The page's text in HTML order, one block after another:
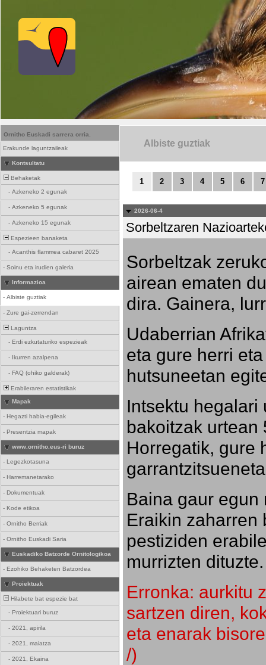
Ornitho Euskadi sarrera orria.
Erakunde laguntzaileak
Kontsultatu
Behaketak
- Azkeneko 2 egunak
- Azkeneko 5 egunak
- Azkeneko 15 egunak
Espezieen banaketa
- Acanthis flammea cabaret 2025
- Soinu eta irudien galeria
Informazioa
- Albiste guztiak
- Zure gai-zerrendan
Laguntza
- Erdi ezkutaturiko espezieak
- Ikurren azalpena
- FAQ (ohiko galderak)
Erabileraren estatistikak
Mapak
- Hegazti habia-egileak
- Presentzia mapak
www.ornitho.eus-ri buruz
- Legezkotasuna
- Harremanetarako
- Dokumentuak
- Kode etikoa
- Ornitho Berriak
- Ornitho Euskadi Saria
Euskadiko Batzorde Ornitologikoa
- Ezohiko Behaketen Batzordea
Proiektuak
Hilabete bat espezie bat
- Proiektuari buruz
- 2021, apirila
- 2021, maiatza
- 2021, Ekaina
Albiste guztiak
1 2 3 4 5 6 7
2026-06-4
Sorbeltzaren
Sorbeltzak
airean ematen
dira. Gainera,
Udaberrian
eta gure herri
hutsuneetan
Intsektu hegalari
bakoitzak urtean
Horregatik, gure
Baina gaur egun
Eraikin zaharren
pestiziden
murrizten dituzte.
Erronka: aurkitu
sartzen diren,
eta enarak
/)